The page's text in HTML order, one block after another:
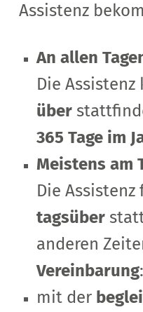
Assistenz
An allen
Die Assistenz
über
365 Tage im
Meistens am
Die
tagsüber
anderen
Vereinbarung:
mit der